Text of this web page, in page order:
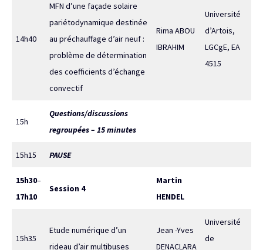
14h40
MFN d’une façade solaire
pariétodynamique destinée
au préchauffage d’air neuf :
problème de détermination
des coefficients d’échange
convectif
Rima ABOU
IBRAHIM
Université
d’Artois,
LGCgE, EA
4515
15h
Questions/discussions
regroupées – 15 minutes
15h15 PAUSE
15h30–
17h10
Session 4
Martin
HENDEL
15h35
Etude numérique d’un
rideau d’air multibuses
Jean -Yves
DENACLARA
Université
de